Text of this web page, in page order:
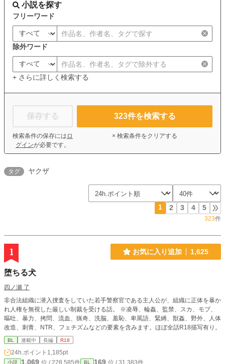
小説を探す
フリーワード
除外ワード
+ さらに詳しく検索する
保存する
検索条件の保存には ロ
グインが必要です。
323件を検索する
× 検索条件をクリアする
タグ ヤクザ
1 2 3 4 5
323件
1 お気に入り追加 1,625
堕ちる犬
四ノ瀬 了
非合法組織に潜入捜査をしていた若手警察官である主人公が、組織に正体を暴か
れ人権を無視した厳しい制裁を受ける話。 ※凌辱、輪姦、監禁、スカ、モブ、
嘔吐、暴力、拷問、流血、猟奇、洗脳、羞恥、卑罵語、緊縛、獣姦、野外、人体
改造、刺青、NTR、フェチズムなどの要素を含みます。ほぼ全話R18描写有り。
BL 連載中 長編 R18
24h.ポイント 1,185pt
小説 1,069 位 / 228,585件 BL 169 位 / 31,383件